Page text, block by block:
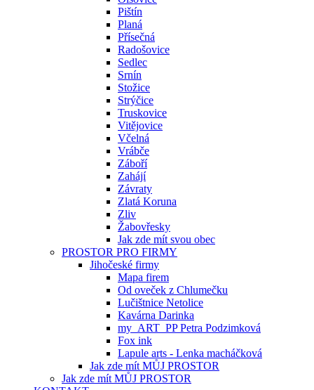
Pištín
Planá
Přísečná
Radošovice
Sedlec
Srnín
Stožice
Strýčice
Truskovice
Vitějovice
Včelná
Vrábče
Záboří
Zahájí
Závraty
Zlatá Koruna
Zliv
Žabovřesky
Jak zde mít svou obec
PROSTOR PRO FIRMY
Jihočeské firmy
Mapa firem
Od oveček z Chlumečku
Lučištnice Netolice
Kavárna Darinka
my_ART_PP Petra Podzimková
Fox ink
Lapule arts - Lenka macháčková
Jak zde mít MŮJ PROSTOR
Jak zde mít MŮJ PROSTOR